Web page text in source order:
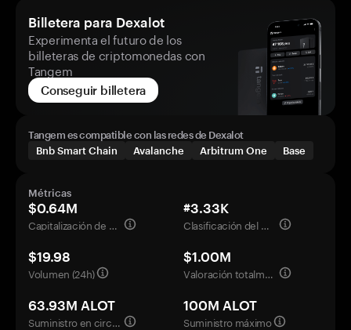
Billetera para Dexalot
Experimenta el futuro de los
billeteras de criptomonedas con
Tangem
Conseguir billetera
Tangem es compatible con las redes de Dexalot
Bnb Smart Chain
Avalanche Arbitrum One Base
Métricas
$0.64M
Capitalización de mercado
#3.33K
Clasificación del mercado
$19.98
Volumen (24h)
$1.00M
Valoración totalmente diluida
63.93M ALOT
Suministro en circulación
100M ALOT
Suministro máximo